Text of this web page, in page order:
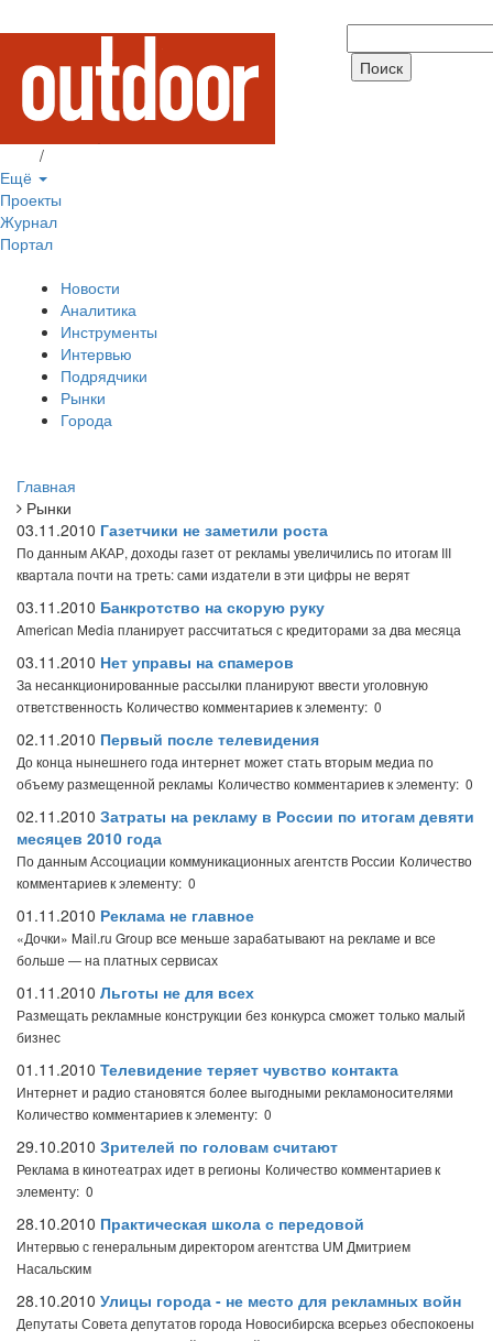
/
Ещё
Проекты
Журнал
Портал
Новости
Аналитика
Инструменты
Интервью
Подрядчики
Рынки
Города
Главная
Рынки
03.11.2010 Газетчики не заметили роста
По данным АКАР, доходы газет от рекламы увеличились по итогам III
квартала почти на треть: сами издатели в эти цифры не верят
03.11.2010 Банкротство на скорую руку
American Media планирует рассчитаться с кредиторами за два месяца
03.11.2010 Нет управы на спамеров
За несанкционированные рассылки планируют ввести уголовную
ответственность Количество комментариев к элементу: 0
02.11.2010 Первый после телевидения
До конца нынешнего года интернет может стать вторым медиа по
объему размещенной рекламы Количество комментариев к элементу: 0
02.11.2010 Затраты на рекламу в России по итогам девяти
месяцев 2010 года
По данным Ассоциации коммуникационных агентств России Количество
комментариев к элементу: 0
01.11.2010 Реклама не главное
«Дочки» Mail.ru Group все меньше зарабатывают на рекламе и все
больше — на платных сервисах
01.11.2010 Льготы не для всех
Размещать рекламные конструкции без конкурса сможет только малый
бизнес
01.11.2010 Телевидение теряет чувство контакта
Интернет и радио становятся более выгодными рекламоносителями
Количество комментариев к элементу: 0
29.10.2010 Зрителей по головам считают
Реклама в кинотеатрах идет в регионы Количество комментариев к
элементу: 0
28.10.2010 Практическая школа с передовой
Интервью с генеральным директором агентства UM Дмитрием
Насальским
28.10.2010 Улицы города - не место для рекламных войн
Депутаты Совета депутатов города Новосибирска всерьез обеспокоены